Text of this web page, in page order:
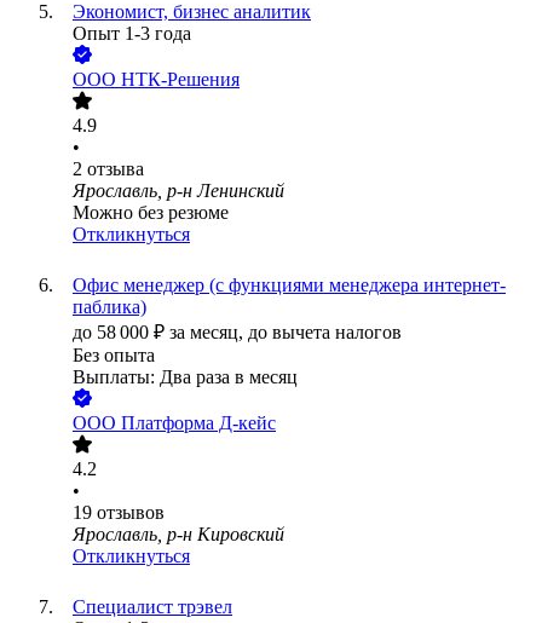
Экономист, бизнес аналитик
Опыт 1-3 года
ООО НТК-Решения
4.9
•
2 отзыва
Ярославль, р-н Ленинский
Можно без резюме
Откликнуться
Офис менеджер (с функциями менеджера интернет-
паблика)
до 58 000 ₽ за месяц, до вычета налогов
Без опыта
Выплаты: Два раза в месяц
ООО Платформа Д-кейс
4.2
•
19 отзывов
Ярославль, р-н Кировский
Откликнуться
Специалист трэвел